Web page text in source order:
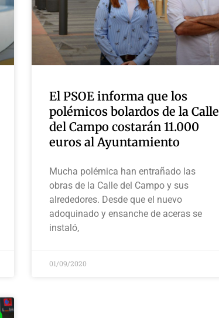
El PSOE informa que los
polémicos bolardos de la Calle
del Campo costarán 11.000
euros al Ayuntamiento
Mucha polémica han entrañado las
obras de la Calle del Campo y sus
alrededores. Desde que el nuevo
adoquinado y ensanche de aceras se
instaló,
01/09/2020